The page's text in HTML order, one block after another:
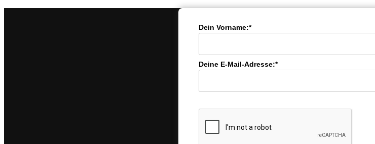
Dein Vorname:*
Deine E-Mail-Adresse:*